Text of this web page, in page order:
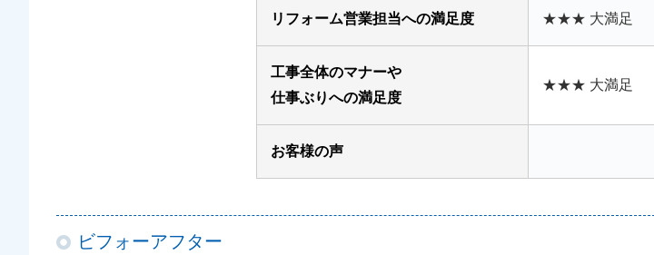
リフォーム営業担当への満足度 ★★★ 大満足
工事全体のマナーや
仕事ぶりへの満足度
★★★ 大満足
お客様の声
ビフォーアフター